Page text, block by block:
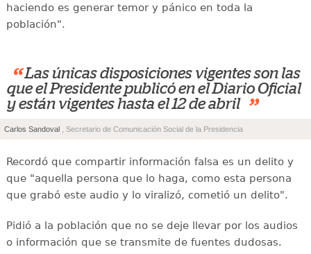
haciendo es generar temor y pánico en toda la
población".
“ Las únicas disposiciones vigentes son las
que el Presidente publicó en el Diario Oficial
y están vigentes hasta el 12 de abril ”
Carlos Sandoval , Secretario de Comunicación Social de la Presidencia
Recordó que compartir información falsa es un delito y
que "aquella persona que lo haga, como esta persona
que grabó este audio y lo viralizó, cometió un delito".
Pidió a la población que no se deje llevar por los audios
o información que se transmite de fuentes dudosas.